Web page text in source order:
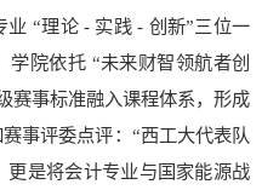
“理论 - 实践 - 创新”三位一
院依托 “未来财智领航者创
赛事标准融入课程体系，形成
事评委点评：“西工大代表队
更是将会计专业与国家能源战